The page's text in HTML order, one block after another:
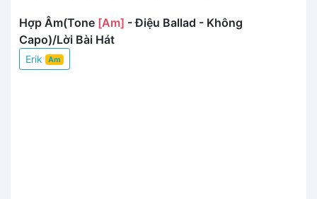
Hợp Âm(Tone [Am] - Điệu Ballad - Không
Capo)/Lời Bài Hát
Erik Am